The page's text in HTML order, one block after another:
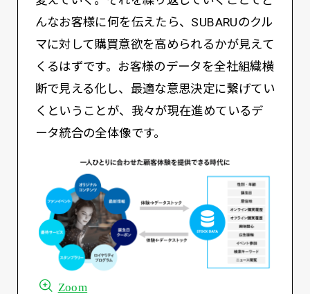
んなお客様に何を伝えたら、SUBARUのクル
マに対して購買意欲を高められるかが見えて
くるはずです。お客様のデータを全社組織横
断で見える化し、最適な意思決定に繋げてい
くということが、我々が現在進めているデ
ータ統合の全体像です。
Zoom